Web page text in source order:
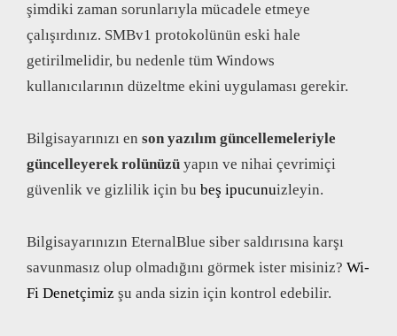
şimdiki zaman sorunlarıyla mücadele etmeye
çalışırdınız. SMBv1 protokolünün eski hale
getirilmelidir, bu nedenle tüm Windows
kullanıcılarının düzeltme ekini uygulaması gerekir.
Bilgisayarınızı en son yazılım güncellemeleriyle
güncelleyerek rolünüzü yapın ve nihai çevrimiçi
güvenlik ve gizlilik için bu beş ipucunuizleyin.
Bilgisayarınızın EternalBlue siber saldırısına karşı
savunmasız olup olmadığını görmek ister misiniz? Wi-
Fi Denetçimiz şu anda sizin için kontrol edebilir.